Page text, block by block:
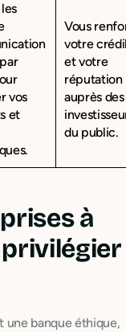
vos
et
Vous
votre
et votre
réputation
auprès des
du public.
à
une banque éthique,